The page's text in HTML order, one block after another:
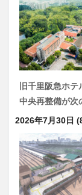
旧千里阪急ホ
中央再整備が次
2026年7月30日